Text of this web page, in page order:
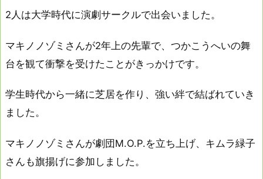
2人は大学時代に演劇サークルで出会いました。
マキノノゾミさんが2年上の先輩で、つかこうへいの舞
台を観て衝撃を受けたことがきっかけです。
学生時代から一緒に芝居を作り、強い絆で結ばれていき
ました。
マキノノゾミさんが劇団M.O.P.を立ち上げ、キムラ緑子
さんも旗揚げに参加しました。